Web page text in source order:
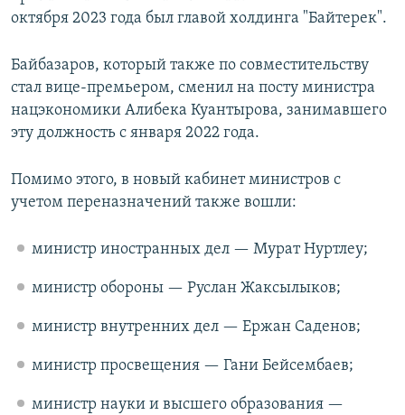
октября 2023 года был главой холдинга "Байтерек".
Байбазаров, который также по совместительству
стал вице-премьером, сменил на посту министра
нацэкономики Алибека Куантырова, занимавшего
эту должность с января 2022 года.
Помимо этого, в новый кабинет министров с
учетом переназначений также вошли:
министр иностранных дел — Мурат Нуртлеу;
министр обороны — Руслан Жаксылыков;
министр внутренних дел — Ержан Саденов;
министр просвещения — Гани Бейсембаев;
министр науки и высшего образования —